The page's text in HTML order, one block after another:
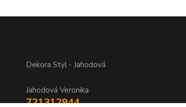
Dekora Styl - Jahodová
Jahodová Veronika
721312944